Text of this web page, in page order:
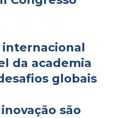
da academia
globais
são